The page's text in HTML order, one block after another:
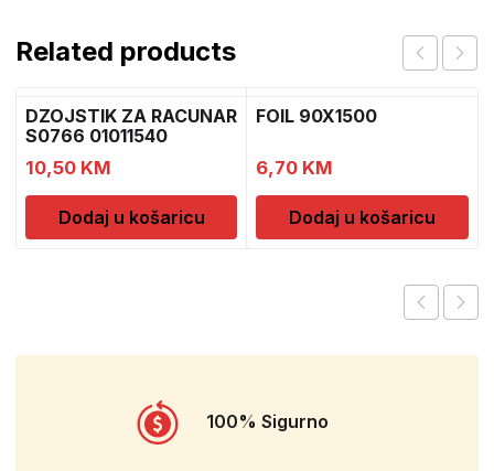
Related products
DZOJSTIK ZA RACUNAR
S0766 01011540
10,50 KM
Dodaj u košaricu
FOIL 90X1500
6,70 KM
Dodaj u košaricu
100% Sigurno